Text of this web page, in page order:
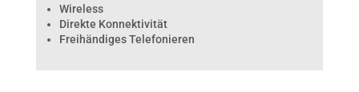
Wireless
Direkte Konnektivität
Freihändiges Telefonieren